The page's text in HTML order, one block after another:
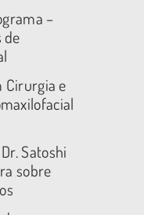
–
de
Cirurgia e
Satoshi
sobre